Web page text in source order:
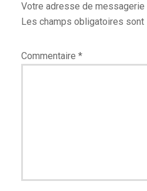
Votre adresse de messagerie
Les champs obligatoires sont
Commentaire *